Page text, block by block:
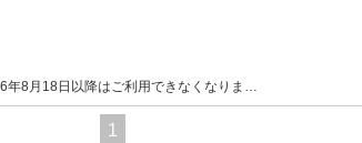
8月18日以降はご利用できなくなりま …
1